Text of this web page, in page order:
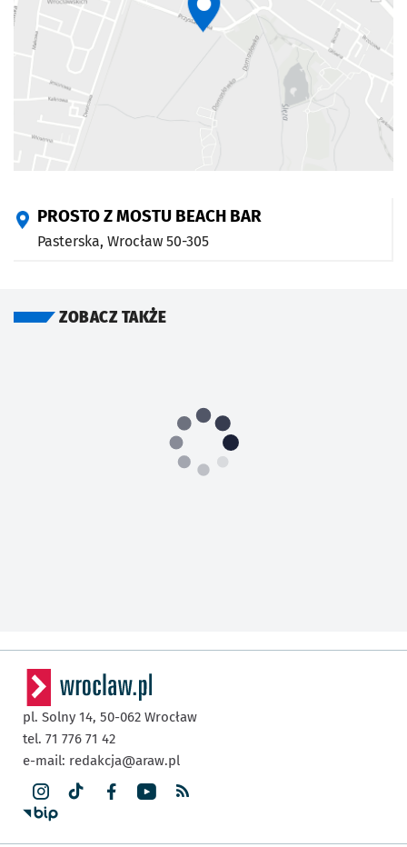
PROSTO Z MOSTU BEACH BAR
Pasterska, Wrocław 50-305
ZOBACZ TAKŻE
pl. Solny 14, 50-062 Wrocław
tel. 71 776 71 42
e-mail: redakcja@araw.pl